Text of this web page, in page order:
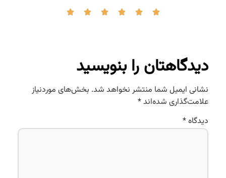
دیدگاهتان را بنویسید
نشانی ایمیل شما منتشر نخواهد شد. بخش‌های موردنیاز
علامت‌گذاری شده‌اند*
دیدگاه*